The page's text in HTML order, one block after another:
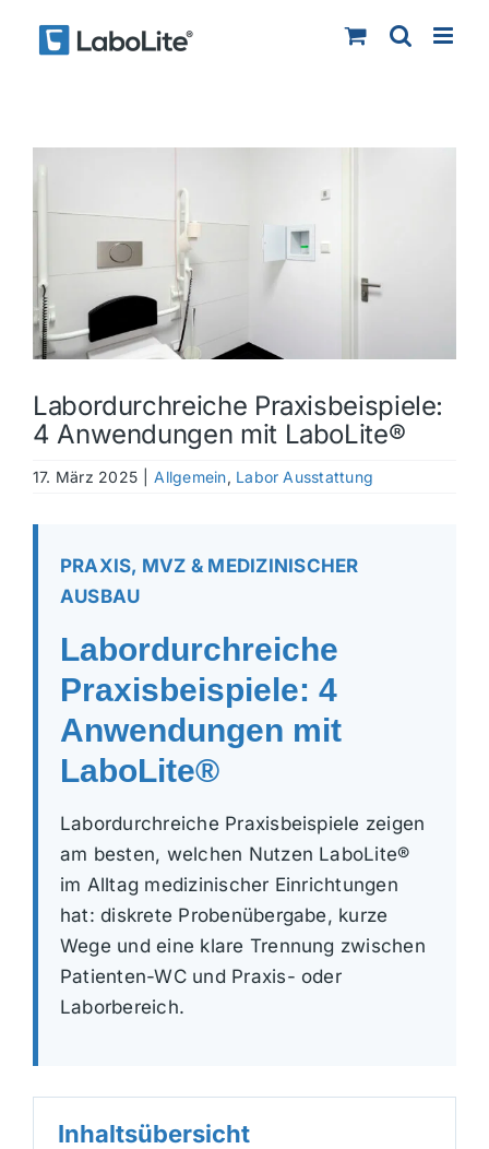
springen
Bild
Labordurchreiche Praxisbeispiele:
4 Anwendungen mit LaboLite®
17. März 2025 Allgemein, Labor Ausstattung
PRAXIS, MVZ & MEDIZINISCHER
AUSBAU
Labordurchreiche
Praxisbeispiele: 4
Anwendungen mit
LaboLite®
Labordurchreiche Praxisbeispiele zeigen
am besten, welchen Nutzen LaboLite®
im Alltag medizinischer Einrichtungen
hat: diskrete Probenübergabe, kurze
Wege und eine klare Trennung zwischen
Patienten-WC und Praxis- oder
Laborbereich.
Inhaltsübersicht